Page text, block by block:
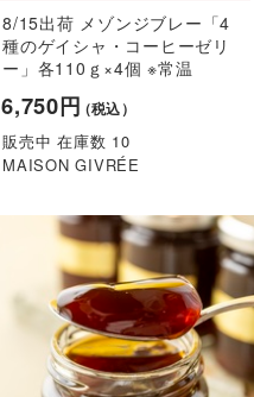
8/15出荷 メゾンジブレー「4
種のゲイシャ・コーヒーゼリ
ー」各110ｇ×4個 ※常温
6,750円（税込）
販売中 在庫数 10
MAISON GIVRÉE